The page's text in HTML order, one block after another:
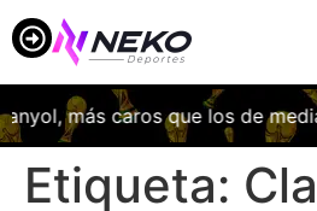
más caros que los de
Etiqueta: